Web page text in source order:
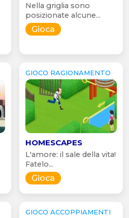
Nella griglia sono
posizionate alcune...
Gioca
GIOCO RAGIONAMENTO
HOMESCAPES
L'amore: il sale della vita!
Fatelo...
Gioca
GIOCO ACCOPPIAMENTI